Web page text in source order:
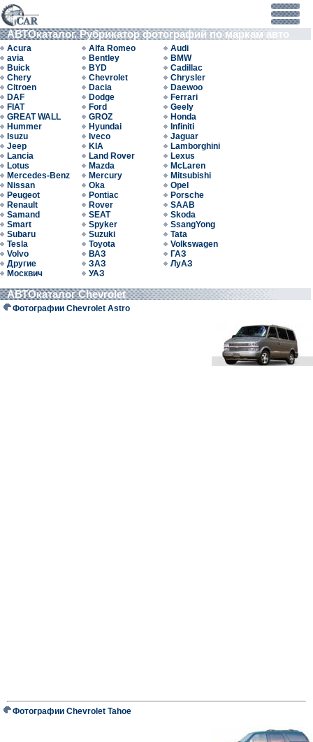
АВТОкаталог. Рубрикатор фотографий по маркам авто
Acura Alfa Romeo
Audi
avia
Bentley
BMW
Buick
BYD
Cadillac
Chery
Chevrolet
Chrysler
Citroen
Dacia
Daewoo
DAF
Dodge
Ferrari
FIAT
Ford
Geely
GREAT WALL
GROZ
Honda
Hummer
Hyundai
Infiniti
Isuzu
Iveco
Jaguar
Jeep
KIA
Lamborghini
Lancia
Land Rover
Lexus
Lotus
Mazda
McLaren
Mercedes-Benz
Mercury
Mitsubishi
Nissan
Oka
Opel
Peugeot
Pontiac
Porsche
Renault
Rover
SAAB
Samand
SEAT
Skoda
Smart
Spyker
SsangYong
Subaru
Suzuki
Tata
Tesla
Toyota
Volkswagen
Volvo
ВАЗ
ГАЗ
Другие
ЗАЗ
ЛуАЗ
Москвич
УАЗ
АВТОкаталог Chevrolet
Фотографии Chevrolet Astro
Фотографии Chevrolet Tahoe